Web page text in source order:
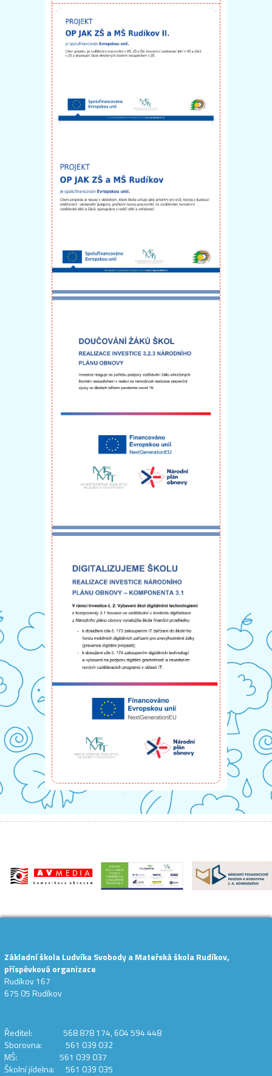
Základní škola Ludvíka Svobody a Mateřská škola Rudíkov,
příspěvková organizace
Rudíkov 167
675 05 Rudíkov
Ředitel: 568 878 174, 604 594 448
Sborovna: 561 039 032
MŠ: 561 039 037
Školní jídelna: 561 039 035